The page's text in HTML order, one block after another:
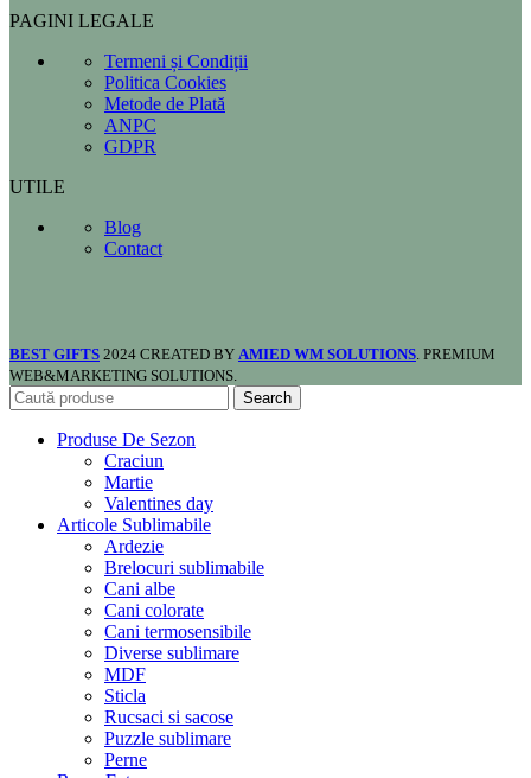
PAGINI LEGALE
Termeni și Condiții
Politica Cookies
Metode de Plată
ANPC
GDPR
UTILE
Blog
Contact
BEST GIFTS 2024 CREATED BY AMIED WM SOLUTIONS. PREMIUM
WEB&MARKETING SOLUTIONS.
Search
Produse De Sezon
Craciun
Martie
Valentines day
Articole Sublimabile
Ardezie
Brelocuri sublimabile
Cani albe
Cani colorate
Cani termosensibile
Diverse sublimare
MDF
Sticla
Rucsaci si sacose
Puzzle sublimare
Perne